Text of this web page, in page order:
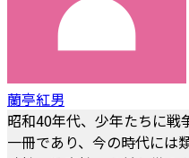
蘭亭紅男
昭和40年代、少年たちに戦
一冊であり、今の時代には